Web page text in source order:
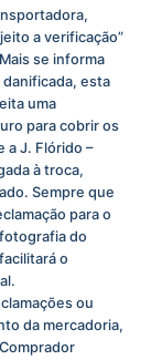
a verificação”
se informa
esta
uma
para cobrir os
a J. Flórido –
à troca,
Sempre que
para o
do
o
ou
da mercadoria,